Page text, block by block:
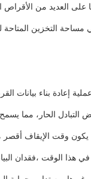
التخزين المتاحة
إعادة بناء بيانات
الحار، مما
الوقت ،فقدان